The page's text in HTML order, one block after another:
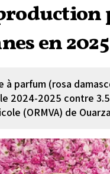
en
parfum (rosa
2024-2025 contre
(ORMVA) de